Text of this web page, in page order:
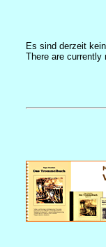
Es sind derzeit
There are currently